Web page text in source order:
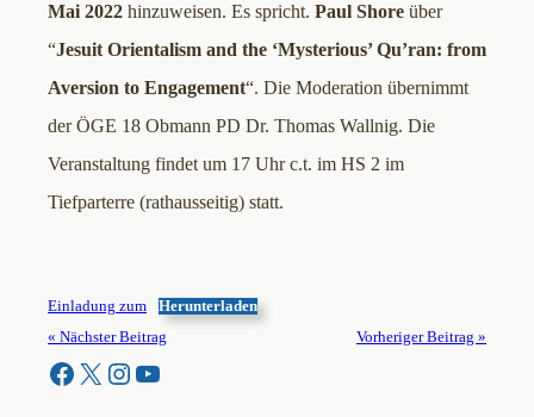
Mai 2022 hinzuweisen. Es spricht. Paul Shore über
“Jesuit Orientalism and the ‘Mysterious’Qu’ran: from
Aversion to Engagement“. Die Moderation übernimmt
der ÖGE 18 Obmann PD Dr. Thomas Wallnig. Die
Veranstaltung findet um 17 Uhr c.t. im HS 2 im
Tiefparterre (rathausseitig) statt.
Einladung zum Herunterladen
« Nächster Beitrag Vorheriger Beitrag »
Facebook X Instagram YouTube